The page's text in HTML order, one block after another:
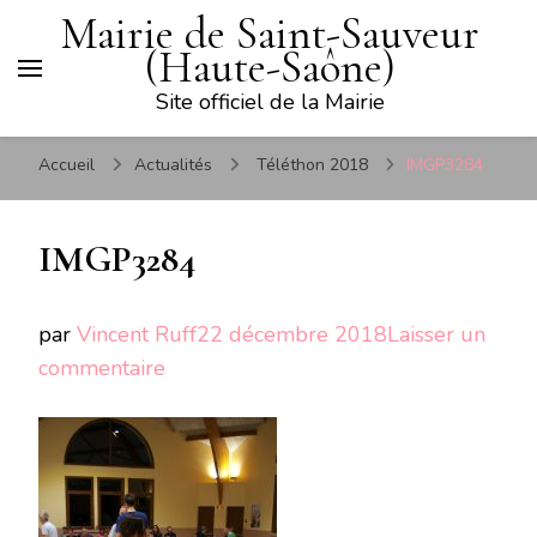
Mairie de Saint-Sauveur
(Haute-Saône)
Site officiel de la Mairie
Accueil Actualités Téléthon 2018 IMGP3284
IMGP3284
par Vincent Ruff22 décembre 2018Laisser un
commentaire